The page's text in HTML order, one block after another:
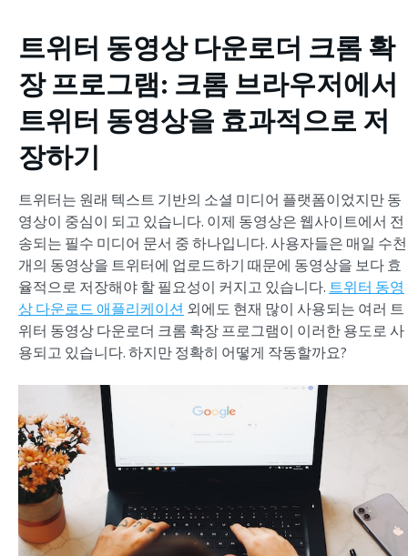
트위터 동영상 다운로더 크롬 확
장 프로그램: 크롬 브라우저에서
트위터 동영상을 효과적으로 저
장하기
트위터는 원래 텍스트 기반의 소셜 미디어 플랫폼이었지만 동
영상이 중심이 되고 있습니다. 이제 동영상은 웹사이트에서 전
송되는 필수 미디어 문서 중 하나입니다. 사용자들은 매일 수천
개의 동영상을 트위터에 업로드하기 때문에 동영상을 보다 효
율적으로 저장해야 할 필요성이 커지고 있습니다. 트위터 동영
상 다운로드 애플리케이션 외에도 현재 많이 사용되는 여러 트
위터 동영상 다운로더 크롬 확장 프로그램이 이러한 용도로 사
용되고 있습니다. 하지만 정확히 어떻게 작동할까요?